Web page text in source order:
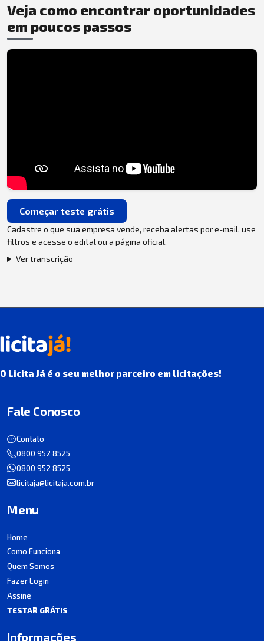
Veja como encontrar oportunidades
em poucos passos
Começar teste grátis
Cadastre o que sua empresa vende, receba alertas por e-mail, use
filtros e acesse o edital ou a página oficial.
Ver transcrição
O Licita Já é o seu melhor parceiro em licitações!
Fale Conosco
Contato
0800 952 8525
0800 952 8525
licitaja@licitaja.com.br
Menu
Home
Como Funciona
Quem Somos
Fazer Login
Assine
TESTAR GRÁTIS
Informações